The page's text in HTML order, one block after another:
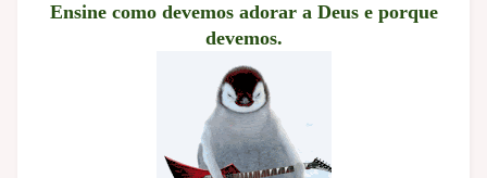
Ensine como devemos adorar a Deus e porque
devemos.